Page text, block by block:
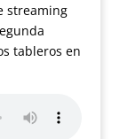
streaming
tableros en